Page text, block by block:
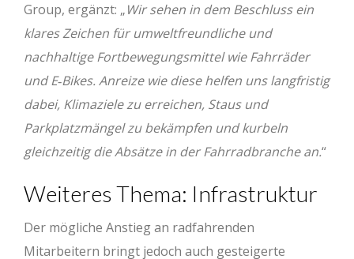
Group, ergänzt: „Wir sehen in dem Beschluss ein
klares Zeichen für umweltfreundliche und
nachhaltige Fortbewegungsmittel wie Fahrräder
und E‐Bikes. Anreize wie diese helfen uns langfristig
dabei, Klimaziele zu erreichen, Staus und
Parkplatzmängel zu bekämpfen und kurbeln
gleichzeitig die Absätze in der Fahrradbranche an.“
Weiteres Thema: Infrastruktur
Der mögliche Anstieg an radfahrenden
Mitarbeitern bringt jedoch auch gesteigerte